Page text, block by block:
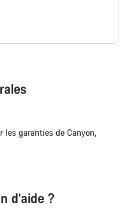
les garanties de Canyon,
d’aide ?